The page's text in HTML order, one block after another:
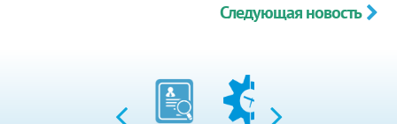
Следующая новость